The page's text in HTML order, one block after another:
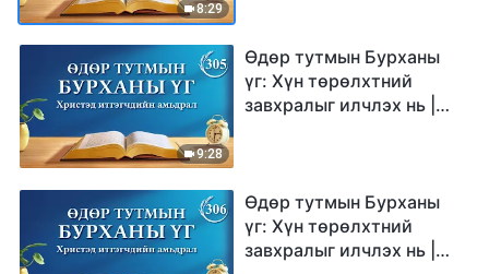
8:29
9:28
Өдөр тутмын Бурханы
үг: Хүн төрөлхтний
завхралыг илчлэх нь |
Өдөр тутмын Бурханы
үг: Хүн төрөлхтний
завхралыг илчлэх нь |